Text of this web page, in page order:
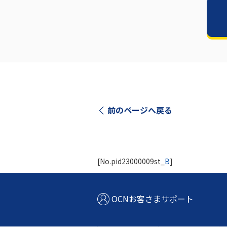
前のページへ戻る
[No.pid23000009st_ B]
OCNお客さまサポート